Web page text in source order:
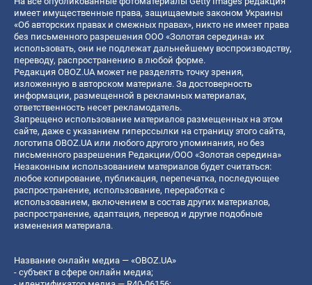
имеет имущественные права, защищаемые законом Украины
«Об авторских правах и смежных правах», никто не имеет права
без письменного разрешения ООО «Золотая середина» их
использовать, они не подлежат дальнейшему воспроизводству,
переводу, распространению в любой форме.
Редакция OBOZ.UA может не разделять точку зрения,
изложенную в авторском материале. За достоверность
информации, размещенной в рекламных материалах,
ответственность несет рекламодатель.
Запрещено использование материалов размещенных на этом
сайте, даже с указанием гиперссылки на страницу этого сайта,
логотипа OBOZ.UA или любого другого упоминания, но без
письменного разрешения Редакции/ООО «Золотая середина»
Незаконным использованием материалов будет считаться:
любое копирование, публикация, перепечатка, последующее
распространение, использование, переработка с
использованием, включением в состав других материалов,
распространение, адаптация, перевод и другие подобные
изменения материала.
Название онлайн медиа — «OBOZ.UA»
- субъект в сфере онлайн медиа;